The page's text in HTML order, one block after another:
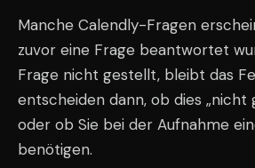
Manche Calendly-Fragen
zuvor eine Frage beantwortet
Frage nicht gestellt, bleibt das
entscheiden dann, ob dies
oder ob Sie bei der Aufnahme
benötigen.